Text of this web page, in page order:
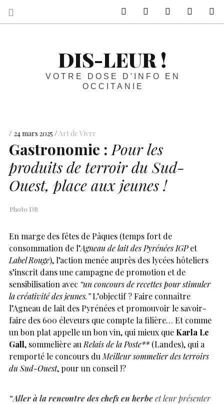
DIS-LEUR !
VOTRE DOSE D'INFO EN
OCCITANIE
24 mars 2025 Art de Vivre
Gastronomie : Pour les
produits de terroir du Sud-
Ouest, place aux jeunes !
Photo DR
En marge des fêtes de Pâques (temps fort de
consommation de l’Agneau de lait des Pyrénées IGPet
Label Rouge), l’action menée auprès des lycées hôteliers
s’inscrit dans une campagne de promotion et de
sensibilisation avec “un concours de recettes pour stimuler
la créativité des jeunes.”L’objectif ? Faire connaître
l’Agneau de lait des Pyrénées et promouvoir le savoir-
faire des 600 éleveurs que compte la filière… Et comme
un bon plat appelle un bon vin, qui mieux que Karla Le
Gall, sommelière au Relais de la Poste** (Landes), qui a
remporté le concours du Meilleur sommelier des terroirs
du Sud-Ouest, pour un conseil !?
“Aller à la rencontre des chefs en herbeet leur présenter